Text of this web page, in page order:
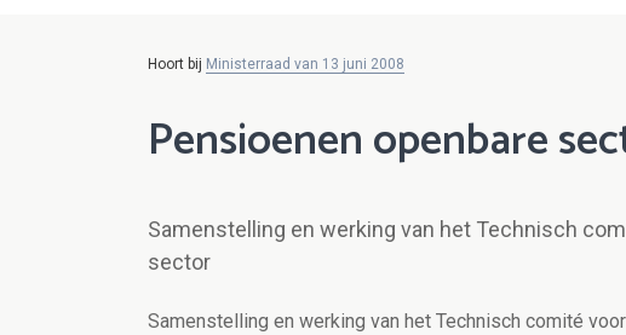
Hoort bij Ministerraad van 13 juni 2008
Pensioenen openbare
Samenstelling en werking van het Technisch
sector
Samenstelling en werking van het Technisch comité